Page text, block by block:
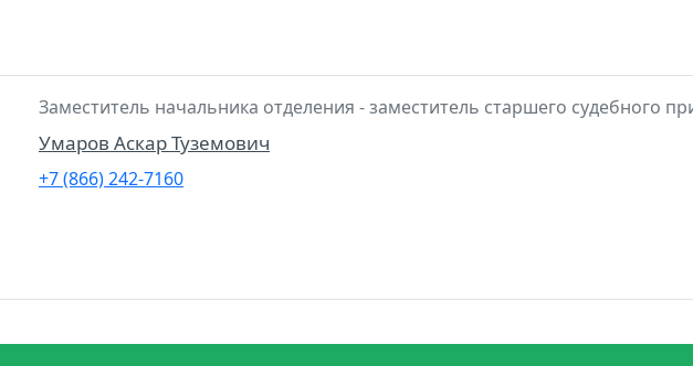
Заместитель начальника отделения - заместитель старшего судебного
Умаров Аскар Туземович
+7 (866) 242-7160